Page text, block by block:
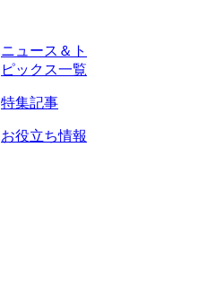
ニュース＆ト
ピックス一覧
特集記事
お役立ち情報